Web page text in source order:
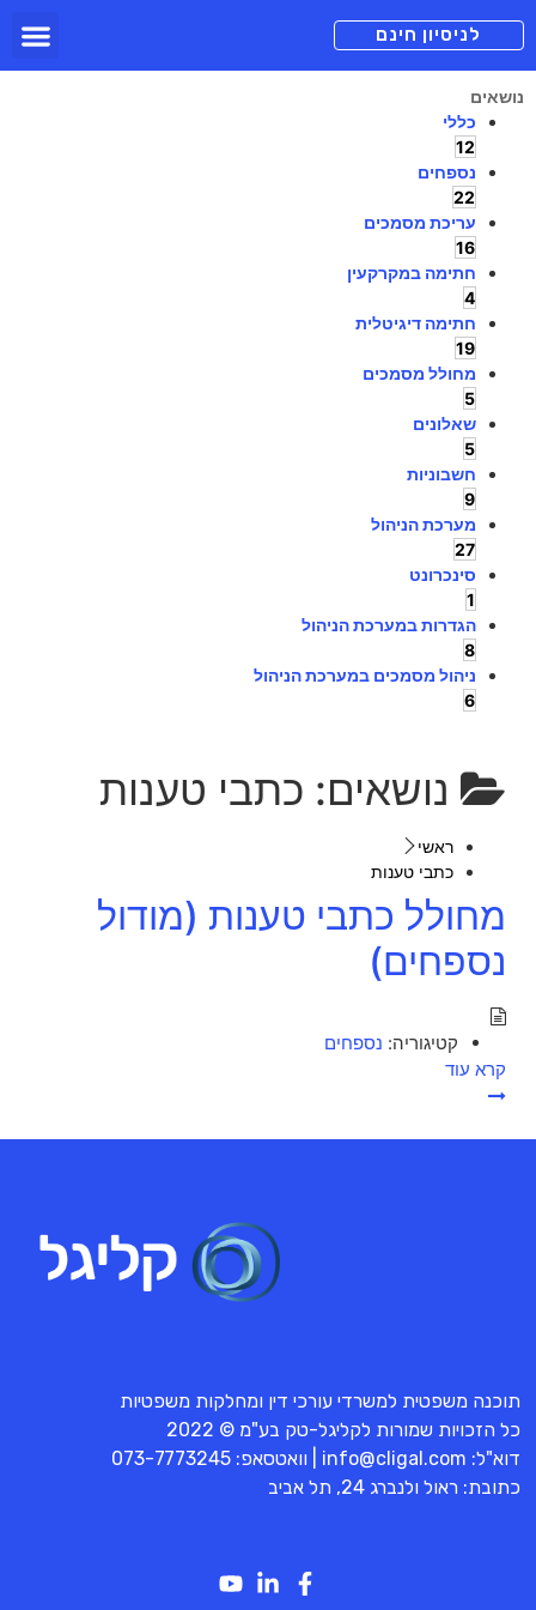
לניסיון חינם
נושאים
כללי
12
נספחים
22
עריכת מסמכים
16
חתימה במקרקעין
4
חתימה דיגיטלית
19
מחולל מסמכים
5
שאלונים
5
חשבוניות
9
מערכת הניהול
27
סינכרונט
1
הגדרות במערכת הניהול
8
ניהול מסמכים במערכת הניהול
6
נושאים: כתבי טענות
ראשי
כתבי טענות
מחולל כתבי טענות (מודול
נספחים)
קטיגוריה: נספחים
קרא עוד
תוכנה משפטית למשרדי עורכי דין ומחלקות משפטיות
כל הזכויות שמורות לקליגל-טק בע"מ © 2022
דוא"ל: info@cligal.com | וואטסאפ: 073-7773245
כתובת: ראול ולנברג 24, תל אביב